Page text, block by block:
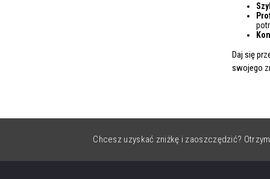
Daj się
swojego
Chcesz uzyskać zniżkę i zaoszczędzić?